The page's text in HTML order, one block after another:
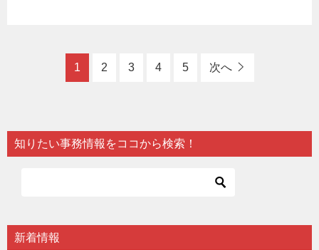
1 2 3 4 5 次へ
知りたい事務情報をココから検索！
新着情報